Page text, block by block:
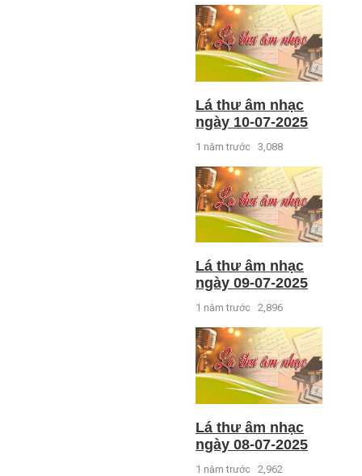
Lá thư âm nhạc
ngày 10-07-2025
1 năm trước 3,088
Lá thư âm nhạc
ngày 09-07-2025
1 năm trước 2,896
Lá thư âm nhạc
ngày 08-07-2025
1 năm trước 2,962